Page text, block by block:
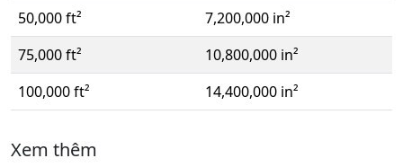
50,000 ft²
7,200,000 in²
75,000 ft²
10,800,000 in²
100,000 ft²
14,400,000 in²
Xem thêm